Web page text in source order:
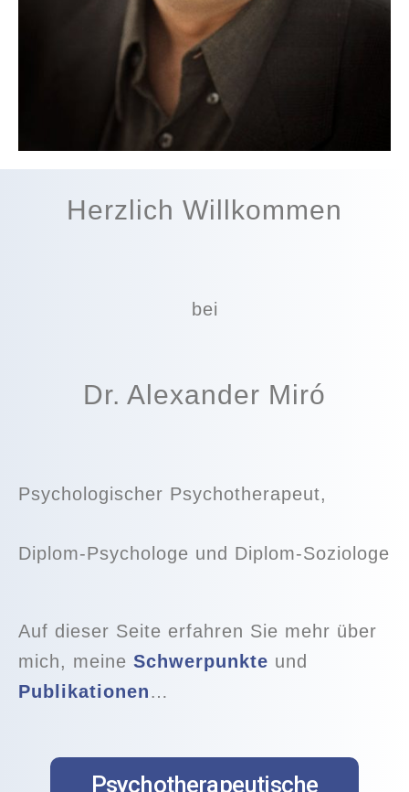
Herzlich Willkommen
bei
Dr. Alexander Miró
Psychologischer Psychotherapeut,
Diplom-Psychologe und Diplom-Soziologe
Auf dieser Seite erfahren Sie mehr über
mich, meine Schwerpunkte und
Publikationen…
Psychotherapeutische